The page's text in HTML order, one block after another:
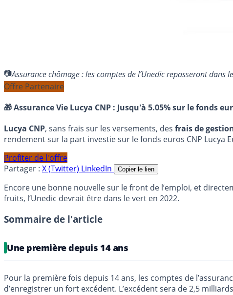
Assurance chômage : les comptes de l’Unedic repasseront
Offre Partenaire
🎁 Assurance Vie Lucya CNP : Jusqu'à 5.05% sur le fonds
Lucya CNP, sans frais sur les versements, des frais de
rendement sur la part investie sur le fonds euros CNP Lucya
Profiter de l'offre
Partager : X (Twitter) LinkedIn Copier le lien
Encore une bonne nouvelle sur le front de l’emploi, et
fruits, l’Unedic devrait être dans le vert en 2022.
Sommaire de l'article
Une première depuis 14 ans
Pour la première fois depuis 14 ans, les comptes de
d’enregistrer un fort excédent. L’excédent sera de 2,5